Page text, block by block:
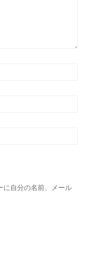
に自分の名前、メール